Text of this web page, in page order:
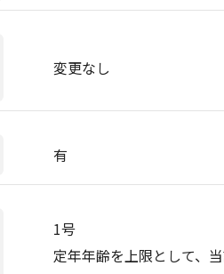
変更なし
有
1号
定年年齢を上限として、